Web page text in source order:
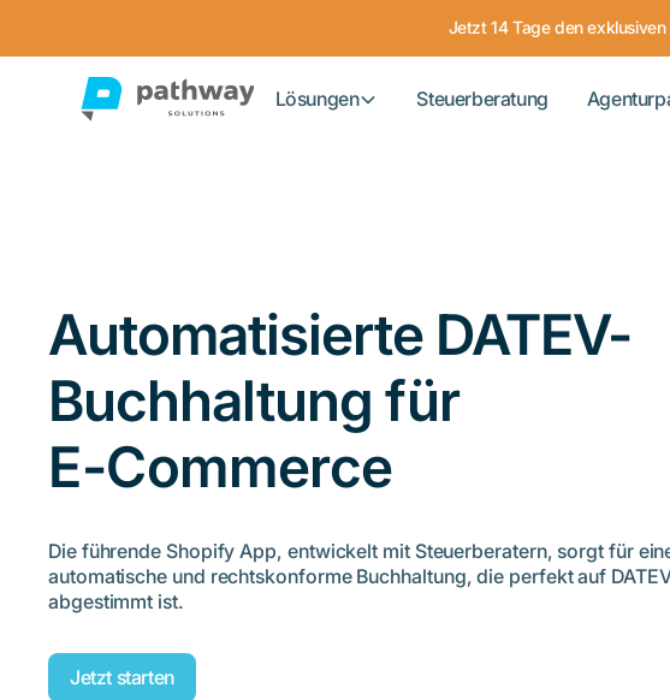
Jetzt 14 Tage den
Lösungen Steuerberatung
Automatisierte DATEV-
Buchhaltung für
E-Commerce
SaaS-Unternehmen
Steuerberatungen
E-Commerce
Die führende Shopify App, entwickelt mit Steuerberatern, sorgt für
automatische und rechtskonforme Buchhaltung, die perfekt auf
abgestimmt ist.
Jetzt starten